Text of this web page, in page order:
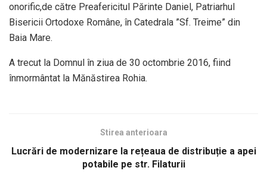
onorific,de către Preafericitul Părinte Daniel, Patriarhul
Bisericii Ortodoxe Române, în Catedrala ”Sf. Treime” din
Baia Mare.
A trecut la Domnul în ziua de 30 octombrie 2016, fiind
înmormântat la Mănăstirea Rohia.
Stirea anterioara
Lucrări de modernizare la rețeaua de distribuție a apei
potabile pe str. Filaturii